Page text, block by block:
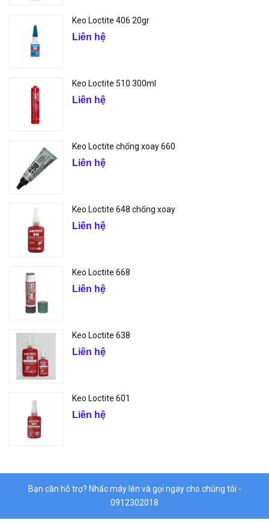
Keo Loctite 406 20gr
Liên hệ
Keo Loctite 510 300ml
Liên hệ
Keo Loctite chống xoay 660
Liên hệ
Keo Loctite 648 chống xoay
Liên hệ
Keo Loctite 668
Liên hệ
Keo Loctite 638
Liên hệ
Keo Loctite 601
Liên hệ
Bạn cần hỗ trợ? Nhấc máy lên và gọi ngay cho chúng tôi -
0912302018